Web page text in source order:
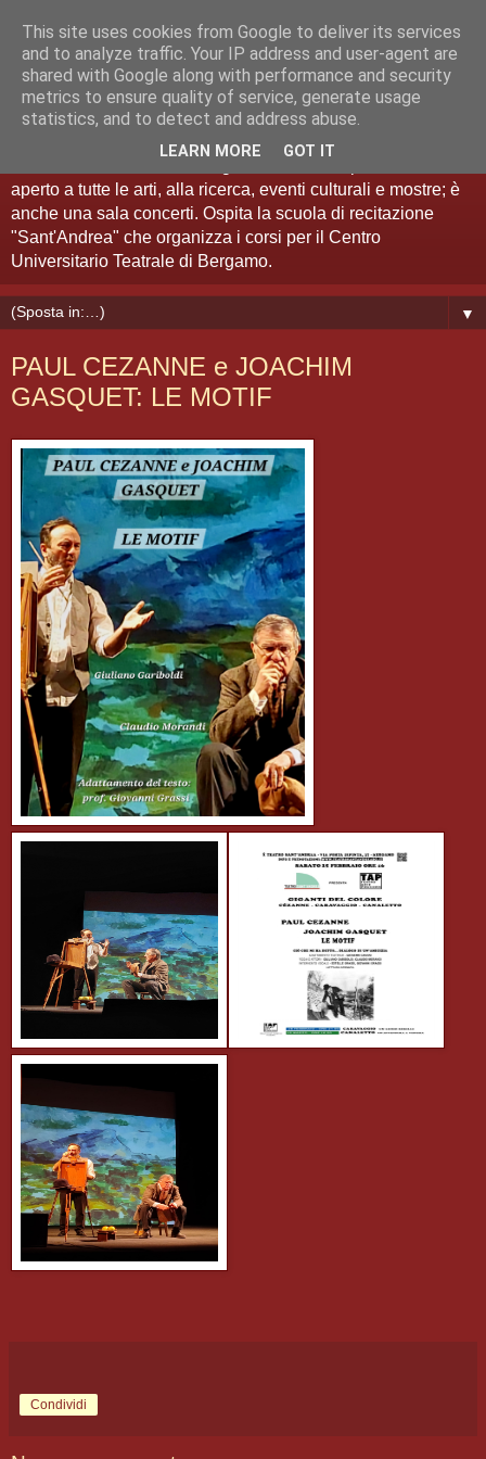
Teatro Sant'Andrea Bergamo
Spazio Artistico
aperto a tutte le arti, alla ricerca, eventi culturali e mostre; è
anche una sala concerti. Ospita la scuola di recitazione
"Sant'Andrea" che organizza i corsi per il Centro
Universitario Teatrale di Bergamo.
▼
PAUL CEZANNE e JOACHIM
GASQUET: LE MOTIF
Condividi
This site uses cookies from Google to deliver its services
and to analyze traffic. Your IP address and user-agent are
shared with Google along with performance and security
metrics to ensure quality of service, generate usage
statistics, and to detect and address abuse.
LEARN MORE GOT IT